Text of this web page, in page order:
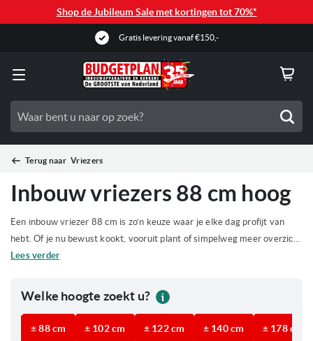
Shop de Jubileum Sale met kortingen tot 70%*
Gratis levering vanaf €150,-
Terug naar Vriezers
Inbouw vriezers 88 cm hoog
Een inbouw vriezer 88 cm is zo’n keuze waar je elke dag profijt van
hebt. Of je nu bewust kookt, vooruit plant of simpelweg meer overzicht
wilt: met de juiste vriezer wordt bewaren een stuk eenvoudiger. Ben je
hét moment om jouw ideale model te ontdekken en direct de stap te
zetten naar een efficiëntere keuken.
Lees verder
Welke hoogte zoekt u?
± 88 cm ± 102 cm ± 122 cm ± 140 cm ± 178 cm